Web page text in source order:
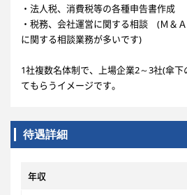
・法人税、消費税等の各種申告書作成
・税務、会社運営に関する相談 (Ｍ＆
に関する相談業務が多いです)
1社複数名体制で、上場企業2～3社(傘
てもらうイメージです。
待遇詳細
年収